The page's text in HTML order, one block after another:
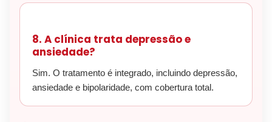
8. A clínica trata depressão e
ansiedade?
Sim. O tratamento é integrado, incluindo depressão,
ansiedade e bipolaridade, com cobertura total.